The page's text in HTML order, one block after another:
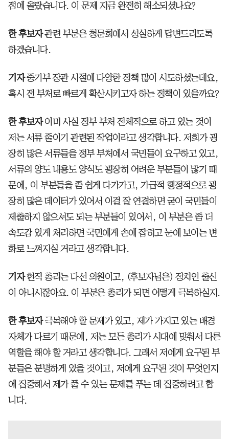
점에 올랐습니다. 이 문제 지금 완전히 해소되셨나요?
한 후보자관련 부분은 청문회에서 성실하게 답변드리도록
하겠습니다.
기자중기부 장관 시절에 다양한 정책 많이 시도하셨는데요,
혹시 전 부처로 빠르게 확산시키고자 하는 정책이 있을까요?
한 후보자이미 사실 정부 부처 전체적으로 하고 있는 것이
저는 서류 줄이기 관련된 작업이라고 생각합니다. 저희가 굉
장히 많은 서류들을 정부 부처에서 국민들이 요구하고 있고,
서류의 양도 내용도 양식도 굉장히 어려운 부분들이 많기 때
문에, 이 부분들을 좀 쉽게 다가가고, 가급적 행정적으로 굉
장히 많은 데이터가 있어서 이걸 잘 연결하면 굳이 국민들이
제출하지 않으셔도 되는 부분들이 있어서, 이 부분은 좀 더
속도감 있게 처리하면 국민에게 손에 잡히고 눈에 보이는 변
화로 느껴지실 거라고 생각합니다.
기자현직 총리는 다선 의원이고, (후보자님은) 정치인 출신
이 아니시잖아요. 이 부분은 총리가 되면 어떻게 극복하실지.
한 후보자극복해야 할 문제가 있고, 제가 가지고 있는 배경
자체가 다르기 때문에, 저는 모든 총리가 시대에 맞춰서 다른
역할을 해야 할 거라고 생각합니다. 그래서 저에게 요구된 부
분들은 분명하게 있을 것이고, 저에게 요구된 것이 무엇인지
에 집중해서 제가 풀 수 있는 문제를 푸는 데 집중하려고 합
니다.